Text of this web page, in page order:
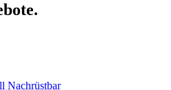
Nachrüstbar